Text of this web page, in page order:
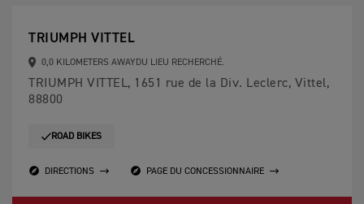
TRIUMPH VITTEL
0,0 KILOMETERS AWAYDU LIEU RECHERCHÉ.
TRIUMPH VITTEL, 1651 rue de la Div. Leclerc, Vittel,
88800
ROAD BIKES
DIRECTIONS PAGE DU CONCESSIONNAIRE